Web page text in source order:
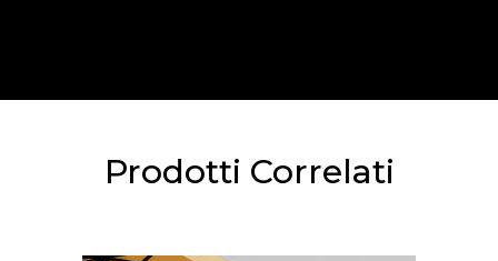
Prodotti Correlati